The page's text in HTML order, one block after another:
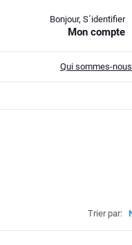
Bonjour, S´identifier
Mon compte
Qui sommes-
Trier par: